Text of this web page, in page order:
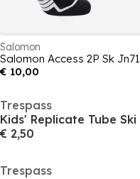
Salomon
Salomon Access 2P Sk Jn71
€ 10,00
Trespass
€ 2,50
Trespass